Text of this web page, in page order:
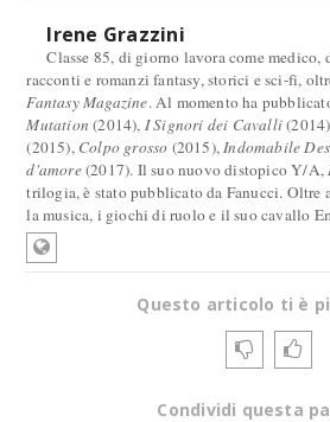
Irene Grazzini
Classe 85, di giorno lavora come medico,
racconti e romanzi fantasy, storici e sci-fi,
Fantasy Magazine. Al momento ha
Mutation (2014), I Signori dei Cavalli
(2015), Colpo grosso (2015),Indomabile
d'amore(2017). Il suo nuovo distopico Y/A,
trilogia, è stato pubblicato da Fanucci. Oltre
la musica, i giochi di ruolo e il suo cavallo
Questo articolo ti è
Condividi questa